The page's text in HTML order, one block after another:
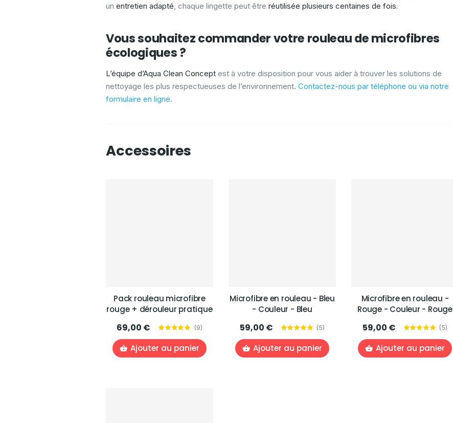
un entretien adapté, chaque lingette peut être réutilisée plusieurs centaines de fois.
Vous souhaitez commander votre rouleau de microfibres
écologiques ?
L’équipe d’Aqua Clean Concept est à votre disposition pour vous aider à trouver les solutions de
nettoyage les plus respectueuses de l’environnement. Contactez-nous par téléphone ou via notre
formulaire en ligne.
Accessoires
Pack rouleau microfibre
rouge + dérouleur pratique
69,00 € (9)
Ajouter au panier
Microfibre en rouleau - Bleu
- Couleur - Bleu
59,00 € (5)
Ajouter au panier
Microfibre en rouleau -
Rouge - Couleur - Rouge
59,00 € (5)
Ajouter au panier